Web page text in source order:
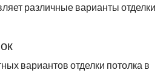
различные варианты отделки
вариантов отделки потолка в